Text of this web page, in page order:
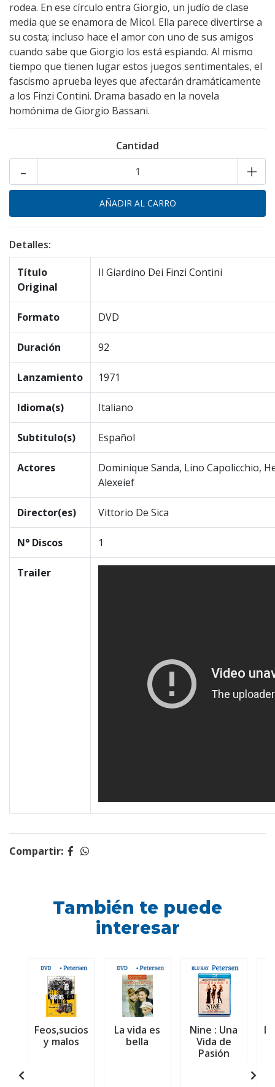
rodea. En ese círculo entra Giorgio, un judío de clase
media que se enamora de Micol. Ella parece divertirse a
su costa; incluso hace el amor con uno de sus amigos
cuando sabe que Giorgio los está espiando. Al mismo
tiempo que tienen lugar estos juegos sentimentales, el
fascismo aprueba leyes que afectarán dramáticamente
a los Finzi Contini. Drama basado en la novela
homónima de Giorgio Bassani.
Cantidad
+
-
Detalles:
Título
Original
Il Giardino Dei Finzi Contini
Formato DVD
Duración 92
Lanzamiento 1971
Idioma(s) Italiano
Subtitulo(s) Español
Actores
Dominique Sanda, Lino Capolicchio,
Alexeief
Director(es) Vittorio De Sica
N° Discos 1
Trailer
Compartir:
También te puede
interesar
Feos,sucios
y malos
La vida es
bella
Nine : Una
Vida de
Pasión